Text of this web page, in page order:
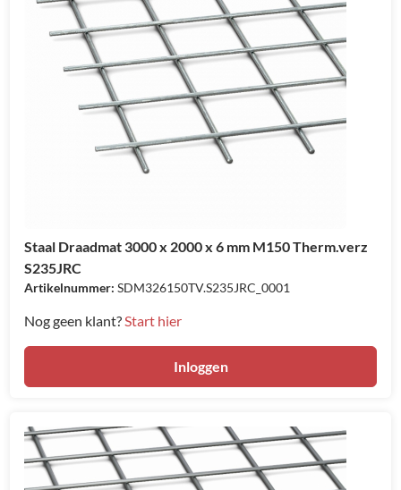
Staal Draadmat 3000 x 2000 x 6 mm M150 Therm.verz
S235JRC
Artikelnummer: SDM326150TV.S235JRC_0001
Nog geen klant?Start hier
Inloggen